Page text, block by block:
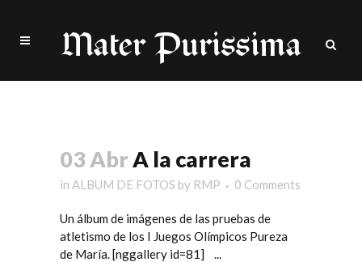
03 AbrA la carrera
in ALBUM DE FOTOS by RMP 0 Comments
Un álbum de imágenes de las pruebas de
atletismo de los I Juegos Olímpicos Pureza
de María. [nggallery id=81] ...